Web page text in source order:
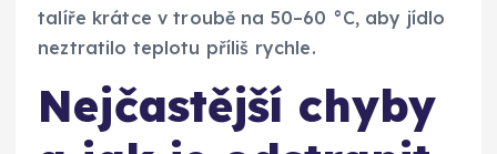
talíře krátce v troubě na 50–60 °C, aby jídlo
neztratilo teplotu příliš rychle.
Nejčastější chyby